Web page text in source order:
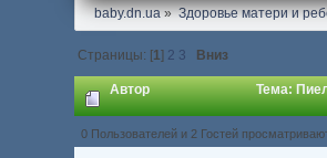
baby.dn.ua» Здоровье матери и
Страницы: [1] 2 3 Вниз
Автор Тема:
0 Пользователей и 2 Гостей